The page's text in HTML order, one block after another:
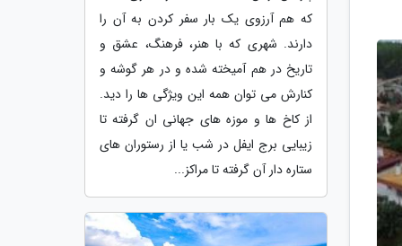
که هم آرزوی یک بار سفر کردن به آن را
دارند. شهری که با هنر، فرهنگ، عشق و
تاریخ در هم آمیخته شده و در هر گوشه و
کنارش می توان همه این ویژگی ها را دید.
از کاخ ها و موزه های جهانی ان گرفته تا
زیبایی برج ایفل در شب یا از رستوران های
ستاره دار آن گرفته تا مراکز...